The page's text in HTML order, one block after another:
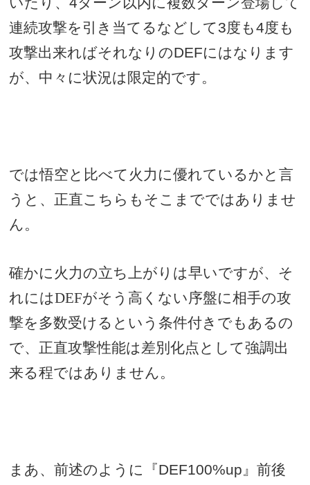
連続攻撃を引き当てるなどして3度も4度も
攻撃出来ればそれなりのDEFにはなります
が、中々に状況は限定的です。
では悟空と比べて火力に優れているかと言
うと、正直こちらもそこまでではありませ
ん。
確かに火力の立ち上がりは早いですが、そ
れにはDEFがそう高くない序盤に相手の攻
撃を多数受けるという条件付きでもあるの
で、正直攻撃性能は差別化点として強調出
来る程ではありません。
まあ、前述のように『DEF100%up 』前後